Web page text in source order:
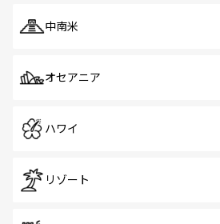
中南米
オセアニア
ハワイ
リゾート